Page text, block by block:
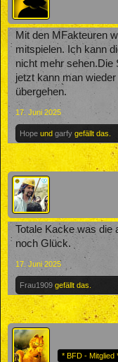
Mit den MFakteuren
mitspielen. Ich kann
nicht mehr sehen.Die
jetzt kann man
übergehen.
17. Juni 2025
Hope und garfy gefällt das.
Totale Kacke was die
noch Glück.
17. Juni 2025
Frau1909 gefällt das.
* BFD - Mitglied